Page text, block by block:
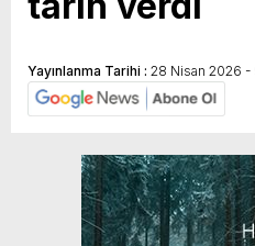
Yayınlanma Tarihi : 28 Nisan 2026 -